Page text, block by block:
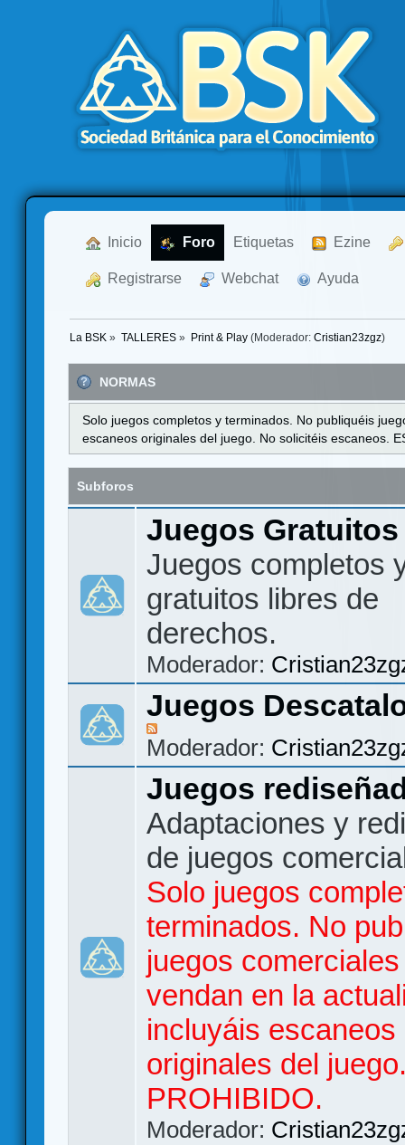
Inicio Foro Etiquetas Ezine
Registrarse Webchat Ayuda
La BSK » TALLERES» Print & Play(Moderador: Cristian23zgz)
NORMAS
Solo juegos completos y terminados. No publiquéis
escaneos originales del juego. No solicitéis escaneos.
Subforos
Juegos
Juegos completos
gratuitos libres de
derechos.
Moderador:
Juegos
Moderador:
Juegos
Adaptaciones y
de juegos
Solo juegos
terminados. No
juegos
vendan en la
incluyáis escaneos
originales del
PROHIBIDO.
Moderador: